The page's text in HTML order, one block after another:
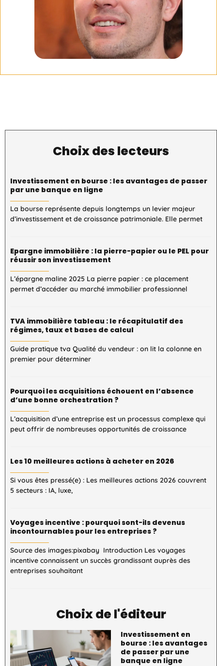
Choix des lecteurs
Investissement en bourse : les avantages de passer
par une banque en ligne
La bourse représente depuis longtemps un levier majeur
d’investissement et de croissance patrimoniale. Elle permet
Epargne immobilière : la pierre-papier ou le PEL pour
réussir son investissement
L’épargne maline 2025 La pierre papier : ce placement
permet d’accéder au marché immobilier professionnel
TVA immobilière tableau : le récapitulatif des
régimes, taux et bases de calcul
Guide pratique tva Qualité du vendeur : on lit la colonne en
premier pour déterminer
Pourquoi les acquisitions échouent en l’absence
d’une bonne orchestration ?
L’acquisition d’une entreprise est un processus complexe qui
peut offrir de nombreuses opportunités de croissance
Les 10 meilleures actions à acheter en 2026
Si vous êtes pressé(e) : Les meilleures actions 2026 couvrent
5 secteurs : IA, luxe,
Voyages incentive : pourquoi sont-ils devenus
incontournables pour les entreprises ?
Source des images:pixabay Introduction Les voyages
incentive connaissent un succès grandissant auprès des
entreprises souhaitant
Choix de l'éditeur
Investissement en
bourse : les avantages
de passer par une
banque en ligne